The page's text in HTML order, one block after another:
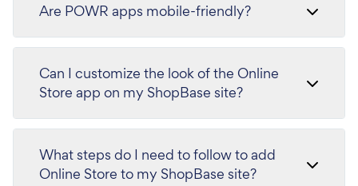
Are POWR apps mobile-friendly?
Can I customize the look of the Online
Store app on my ShopBase site?
What steps do I need to follow to add
Online Store to my ShopBase site?